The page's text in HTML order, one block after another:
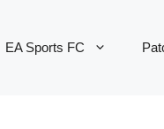
EA Sports FC